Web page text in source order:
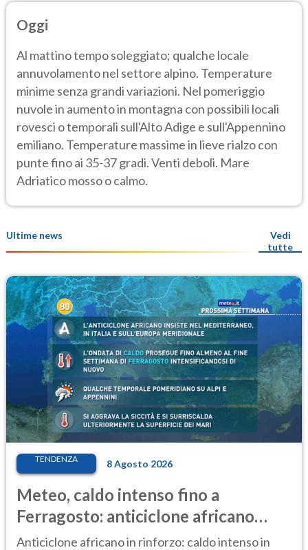
Oggi
Al mattino tempo soleggiato; qualche locale
annuvolamento nel settore alpino. Temperature
minime senza grandi variazioni. Nel pomeriggio
nuvole in aumento in montagna con possibili locali
rovesci o temporali sull'Alto Adige e sull'Appennino
emiliano. Temperature massime in lieve rialzo con
punte fino ai 35-37 gradi. Venti deboli. Mare
Adriatico mosso o calmo.
Ultime news
Vedi
tutte
TENDENZA 8 Agosto 2026
Meteo, caldo intenso fino a
Ferragosto: anticiclone africano
ancora protagonista
Anticiclone africano in rinforzo: caldo intenso in